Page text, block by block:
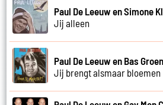
Paul De Leeuw en Simone
Jij alleen
Paul De Leeuw en Bas
Jij brengt alsmaar bloemen